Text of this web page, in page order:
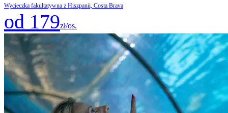
Wycieczka fakultatywna z Hiszpanii, Costa Brava
od 179zł/os.